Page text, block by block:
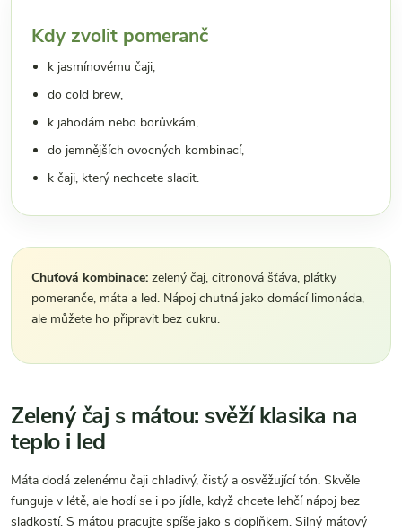
Kdy zvolit pomeranč
k jasmínovému čaji,
do cold brew,
k jahodám nebo borůvkám,
do jemnějších ovocných kombinací,
k čaji, který nechcete sladit.
Chuťová kombinace: zelený čaj, citronová šťáva, plátky
pomeranče, máta a led. Nápoj chutná jako domácí limonáda,
ale můžete ho připravit bez cukru.
Zelený čaj s mátou: svěží klasika na
teplo i led
Máta dodá zelenému čaji chladivý, čistý a osvěžující tón. Skvěle
funguje v létě, ale hodí se i po jídle, když chcete lehčí nápoj bez
sladkostí. S mátou pracujte spíše jako s doplňkem. Silný mátový